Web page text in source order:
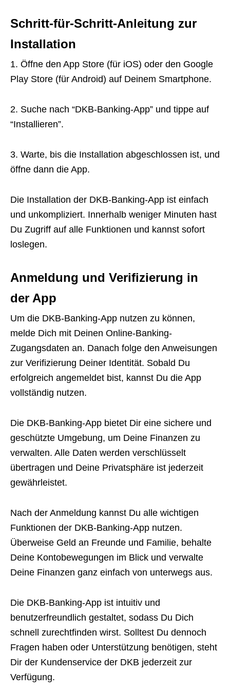
Schritt-für-Schritt-Anleitung zur
Installation
1. Öffne den App Store (für iOS) oder den Google
Play Store (für Android) auf Deinem Smartphone.
2. Suche nach “DKB-Banking-App” und tippe auf
“Installieren”.
3. Warte, bis die Installation abgeschlossen ist, und
öffne dann die App.
Die Installation der DKB-Banking-App ist einfach
und unkompliziert. Innerhalb weniger Minuten hast
Du Zugriff auf alle Funktionen und kannst sofort
loslegen.
Anmeldung und Verifizierung in
der App
Um die DKB-Banking-App nutzen zu können,
melde Dich mit Deinen Online-Banking-
Zugangsdaten an. Danach folge den Anweisungen
zur Verifizierung Deiner Identität. Sobald Du
erfolgreich angemeldet bist, kannst Du die App
vollständig nutzen.
Die DKB-Banking-App bietet Dir eine sichere und
geschützte Umgebung, um Deine Finanzen zu
verwalten. Alle Daten werden verschlüsselt
übertragen und Deine Privatsphäre ist jederzeit
gewährleistet.
Nach der Anmeldung kannst Du alle wichtigen
Funktionen der DKB-Banking-App nutzen.
Überweise Geld an Freunde und Familie, behalte
Deine Kontobewegungen im Blick und verwalte
Deine Finanzen ganz einfach von unterwegs aus.
Die DKB-Banking-App ist intuitiv und
benutzerfreundlich gestaltet, sodass Du Dich
schnell zurechtfinden wirst. Solltest Du dennoch
Fragen haben oder Unterstützung benötigen, steht
Dir der Kundenservice der DKB jederzeit zur
Verfügung.